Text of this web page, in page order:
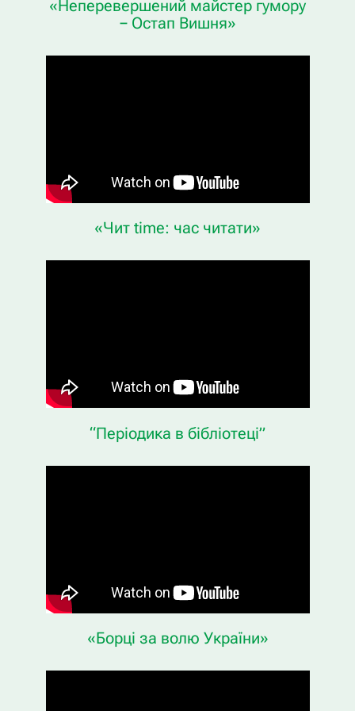
«Неперевершений майстер гумору
− Остап Вишня»
«Чит time: час читати»
“Періодика в бібліотеці”
«Борці за волю України»